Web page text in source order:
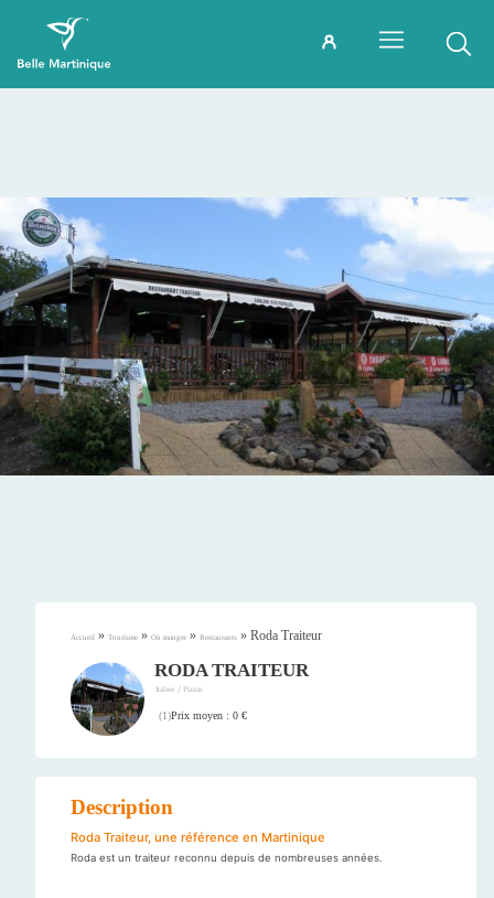
Accueil » Tourisme » Où manger » Restaurants » Roda Traiteur
RODA TRAITEUR
Italien / Pizzas
(1)Prix moyen : 0 €
Description
Roda Traiteur, une référence en Martinique
Roda est un traiteur reconnu depuis de nombreuses années.